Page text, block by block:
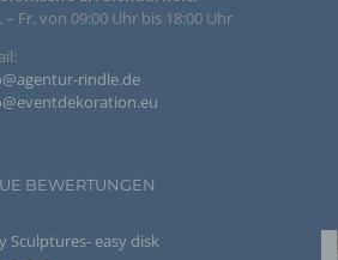
– Fr. von 09:00 Uhr bis 18:00 Uhr
rindle.de
BEWERTUNGEN
Sculptures- easy disk
die
zu